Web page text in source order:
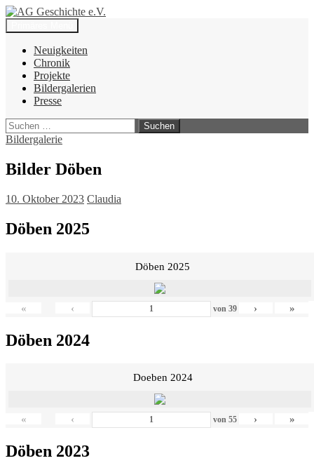
Zum
Inhalt
springen
AG Geschichte e.V.
Suchen
Neuigkeiten
Chronik
Projekte
Bildergalerien
Presse
Suchen
nach:
Bildergalerie
Bilder Döben
10. Oktober 2023 Claudia
Döben 2025
Döben 2025
« ‹ von 39 › »
Döben 2024
Doeben 2024
« ‹ von 55 › »
Döben 2023